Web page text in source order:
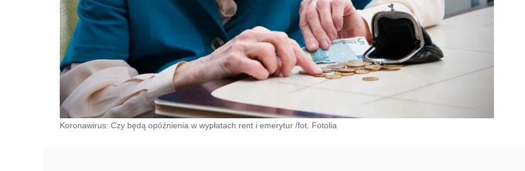
Koronawirus: Czy będą opóźnienia w wypłatach rent i emerytur /fot. Fotolia